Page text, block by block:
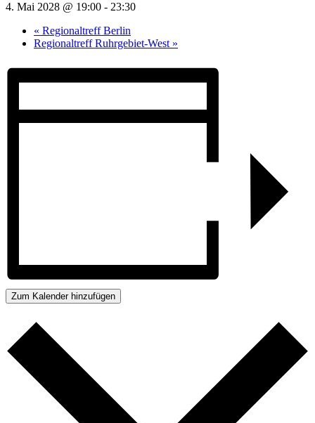
4. Mai 2028 @ 19:00 - 23:30
« Regionaltreff Berlin
Regionaltreff Ruhrgebiet-West »
Zum Kalender hinzufügen